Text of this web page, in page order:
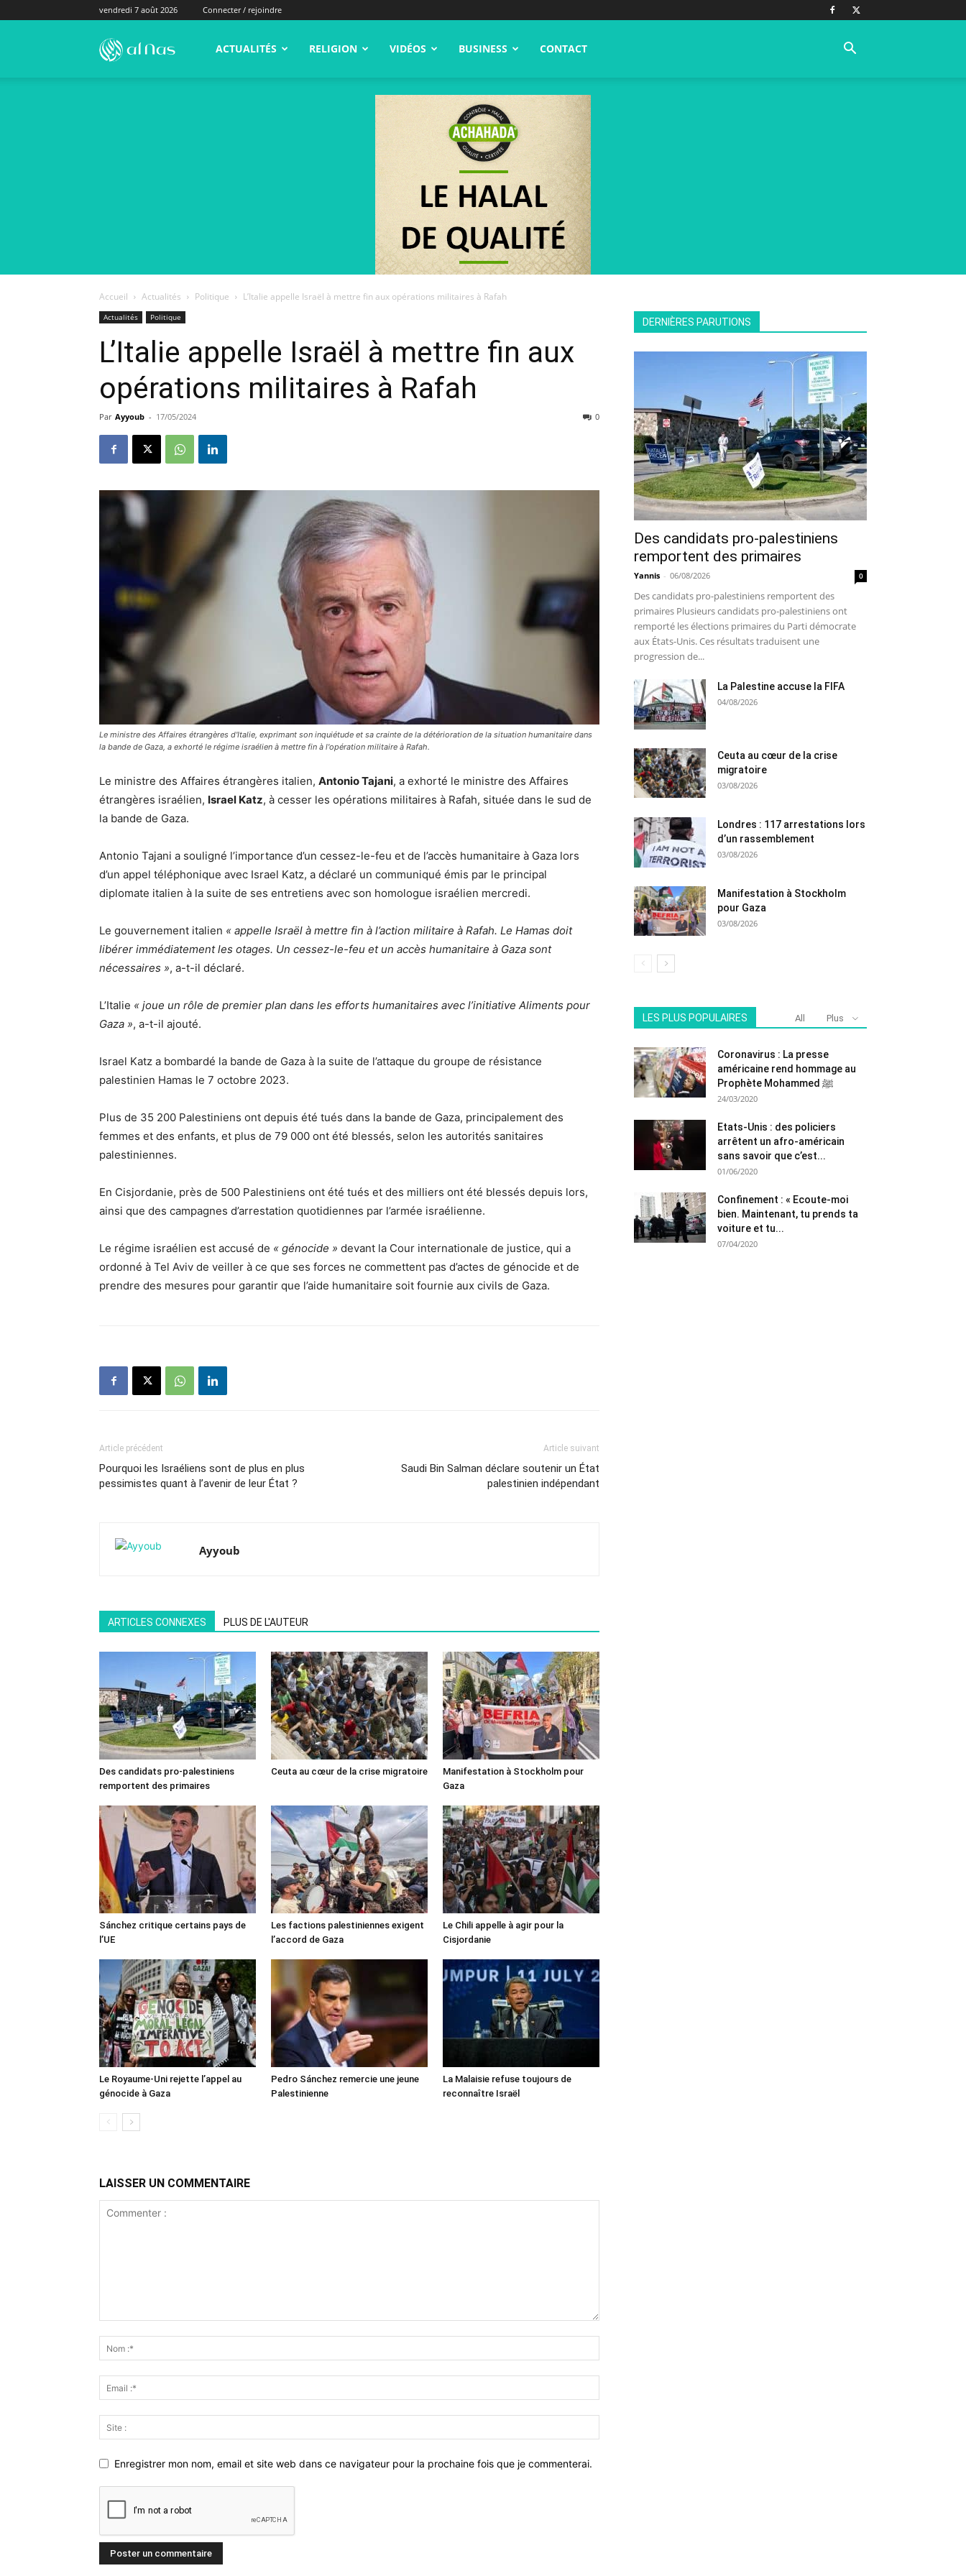
vendredi 7 août 2026 Connecter / rejoindre
alNas.fr ACTUALITÉS RELIGION VIDÉOS BUSINESS CONTACT
Accueil Actualités Politique L’Italie appelle Israël à mettre fin aux opérations militaires à Rafah
Actualités Politique
L’Italie appelle Israël à mettre fin aux
opérations militaires à Rafah
Par Ayyoub - 17/05/2024 0
Le ministre des Affaires étrangères d'Italie, exprimant son inquiétude et sa crainte de la détérioration de la situation humanitaire dans
la bande de Gaza, a exhorté le régime israélien à mettre fin à l'opération militaire à Rafah.
Le ministre des Affaires étrangères italien, Antonio Tajani, a exhorté le ministre des Affaires
étrangères israélien, Israel Katz, à cesser les opérations militaires à Rafah, située dans le sud de
la bande de Gaza.
Antonio Tajani a souligné l’importance d’un cessez-le-feu et de l’accès humanitaire à Gaza lors
d’un appel téléphonique avec Israel Katz, a déclaré un communiqué émis par le principal
diplomate italien à la suite de ses entretiens avec son homologue israélien mercredi.
Le gouvernement italien « appelle Israël à mettre fin à l’action militaire à Rafah. Le Hamas doit
libérer immédiatement les otages. Un cessez-le-feu et un accès humanitaire à Gaza sont
nécessaires », a-t-il déclaré.
L’Italie « joue un rôle de premier plan dans les efforts humanitaires avec l’initiative Aliments pour
Gaza », a-t-il ajouté.
Israel Katz a bombardé la bande de Gaza à la suite de l’attaque du groupe de résistance
palestinien Hamas le 7 octobre 2023.
Plus de 35 200 Palestiniens ont depuis été tués dans la bande de Gaza, principalement des
femmes et des enfants, et plus de 79 000 ont été blessés, selon les autorités sanitaires
palestiniennes.
En Cisjordanie, près de 500 Palestiniens ont été tués et des milliers ont été blessés depuis lors,
ainsi que des campagnes d’arrestation quotidiennes par l’armée israélienne.
Le régime israélien est accusé de « génocide » devant la Cour internationale de justice, qui a
ordonné à Tel Aviv de veiller à ce que ses forces ne commettent pas d’actes de génocide et de
prendre des mesures pour garantir que l’aide humanitaire soit fournie aux civils de Gaza.
Article précédent
Pourquoi les Israéliens sont de plus en plus
pessimistes quant à l’avenir de leur État ?
Article suivant
Saudi Bin Salman déclare soutenir un État
palestinien indépendant
Ayyoub
ARTICLES CONNEXES PLUS DE L'AUTEUR
Des candidats pro-palestiniens
remportent des primaires
Ceuta au cœur de la crise migratoire
Manifestation à Stockholm pour
Gaza
Sánchez critique certains pays de
l’UE
Les factions palestiniennes exigent
l’accord de Gaza
Le Chili appelle à agir pour la
Cisjordanie
Le Royaume-Uni rejette l’appel au
génocide à Gaza
Pedro Sánchez remercie une jeune
Palestinienne
La Malaisie refuse toujours de
reconnaître Israël
LAISSER UN COMMENTAIRE
Enregistrer mon nom, email et site web dans ce navigateur pour la prochaine fois que je commenterai.
DERNIÈRES PARUTIONS
Des candidats pro-palestiniens
remportent des primaires
Yannis - 06/08/2026 0
Des candidats pro-palestiniens remportent des
primaires Plusieurs candidats pro-palestiniens ont
remporté les élections primaires du Parti démocrate
aux États-Unis. Ces résultats traduisent une
progression de...
La Palestine accuse la FIFA
04/08/2026
Ceuta au cœur de la crise
migratoire
03/08/2026
Londres : 117 arrestations lors
d’un rassemblement
03/08/2026
Manifestation à Stockholm
pour Gaza
03/08/2026
LES PLUS POPULAIRES All Plus
Coronavirus : La presse
américaine rend hommage au
Prophète Mohammed ﷺ
24/03/2020
Etats-Unis : des policiers
arrêtent un afro-américain
sans savoir que c’est...
01/06/2020
Confinement : « Ecoute-moi
bien. Maintenant, tu prends ta
voiture et tu...
07/04/2020